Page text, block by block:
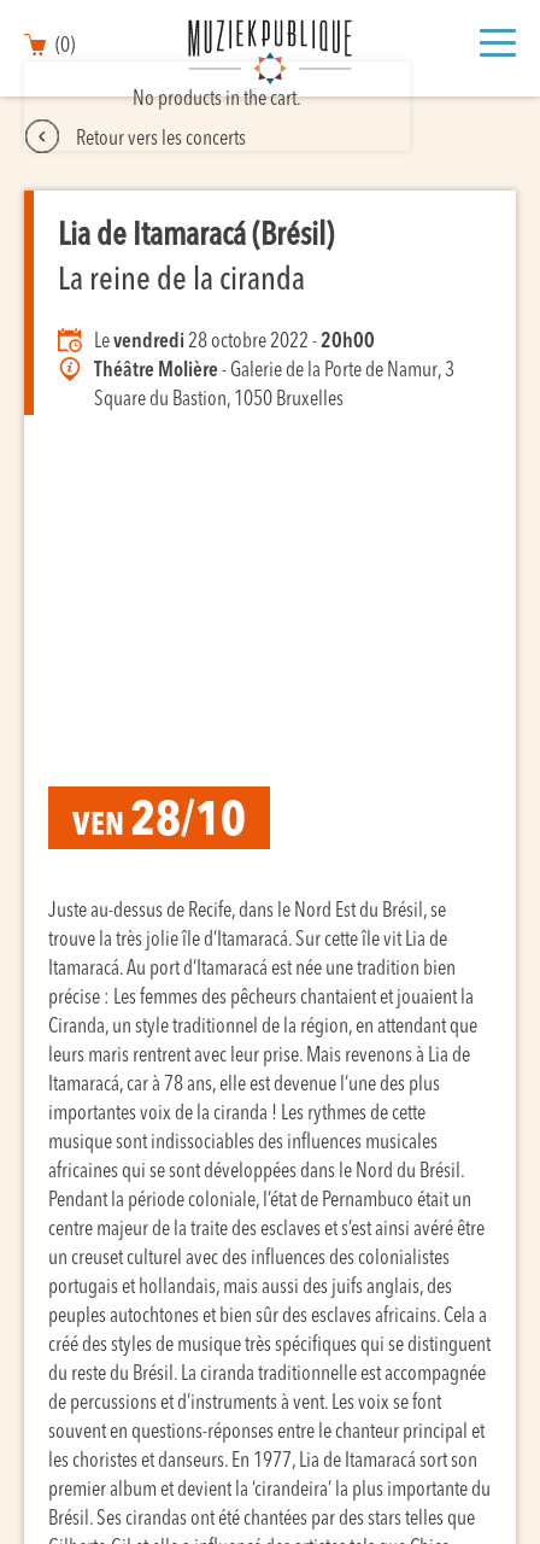
(0)
No products in the cart.
Retour vers les concerts
Lia de Itamaracá (Brésil)
La reine de la ciranda
Levendredi 28 octobre 2022 -20h00
Théâtre Molière- Galerie de la Porte de Namur, 3
Square du Bastion, 1050 Bruxelles
VEN 28/10
Juste au-dessus de Recife, dans le Nord Est du Brésil, se
trouve la très jolie île d’Itamaracá. Sur cette île vit Lia de
Itamaracá. Au port d’Itamaracá est née une tradition bien
précise : Les femmes des pêcheurs chantaient et jouaient la
Ciranda, un style traditionnel de la région, en attendant que
leurs maris rentrent avec leur prise. Mais revenons à Lia de
Itamaracá, car à 78 ans, elle est devenue l’une des plus
importantes voix de la ciranda ! Les rythmes de cette
musique sont indissociables des influences musicales
africaines qui se sont développées dans le Nord du Brésil.
Pendant la période coloniale, l’état de Pernambuco était un
centre majeur de la traite des esclaves et s’est ainsi avéré être
un creuset culturel avec des influences des colonialistes
portugais et hollandais, mais aussi des juifs anglais, des
peuples autochtones et bien sûr des esclaves africains. Cela a
créé des styles de musique très spécifiques qui se distinguent
du reste du Brésil. La ciranda traditionnelle est accompagnée
de percussions et d’instruments à vent. Les voix se font
souvent en questions-réponses entre le chanteur principal et
les choristes et danseurs. En 1977, Lia de Itamaracá sort son
premier album et devient la ‘cirandeira’ la plus importante du
Brésil. Ses cirandas ont été chantées par des stars telles que